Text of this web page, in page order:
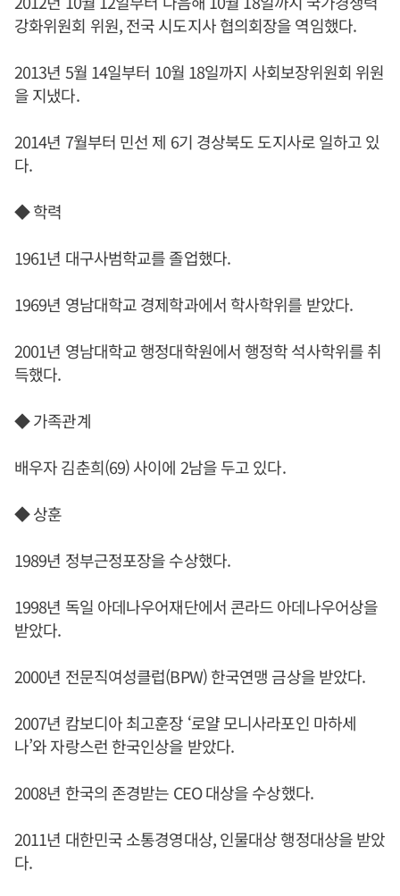
강화위원회 위원, 전국 시도지사 협의회장을 역임했다.
2013년 5월 14일부터 10월 18일까지 사회보장위원회 위원
을 지냈다.
2014년 7월부터 민선 제 6기 경상북도 도지사로 일하고 있
다.
◆ 학력
1961년 대구사범학교를 졸업했다.
1969년 영남대학교 경제학과에서 학사학위를 받았다.
2001년 영남대학교 행정대학원에서 행정학 석사학위를 취
득했다.
◆ 가족관계
배우자 김춘희(69) 사이에 2남을 두고 있다.
◆ 상훈
1989년 정부근정포장을 수상했다.
1998년 독일 아데나우어재단에서 콘라드 아데나우어상을
받았다.
2000년 전문직여성클럽(BPW) 한국연맹 금상을 받았다.
2007년 캄보디아 최고훈장 ‘로얄 모니사라포인 마하세
나’와 자랑스런 한국인상을 받았다.
2008년 한국의 존경받는 CEO 대상을 수상했다.
2011년 대한민국 소통경영대상, 인물대상 행정대상을 받았
다.